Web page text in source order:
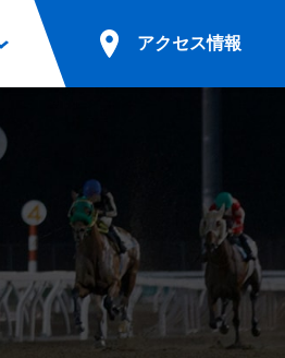
アクセス情報
無料送迎バスでのご来場
公共の交通機関でのご来場